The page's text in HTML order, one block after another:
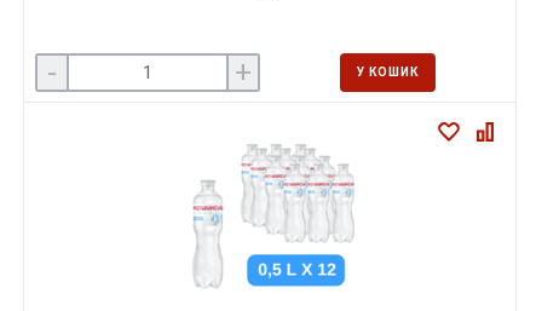
- + У КОШИК